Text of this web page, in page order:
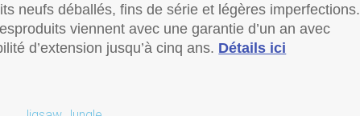
neufs déballés, fins de série et légères imperfections.
viennent avec une garantie d’un an avec
d’extension jusqu’à cinq ans. Détails ici